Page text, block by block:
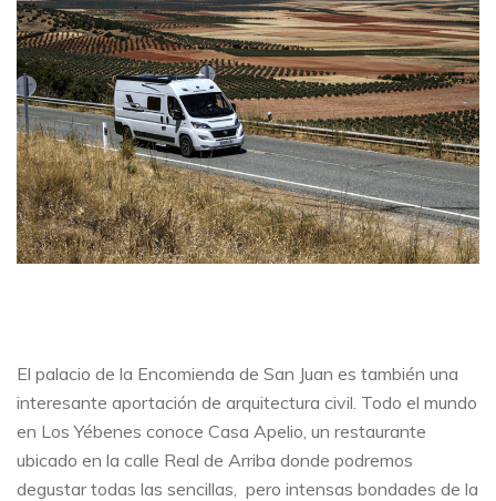
El palacio de la Encomienda de San Juan es también una
interesante aportación de arquitectura civil. Todo el mundo
en Los Yébenes conoce Casa Apelio, un restaurante
ubicado en la calle Real de Arriba donde podremos
degustar todas las sencillas, pero intensas bondades de la